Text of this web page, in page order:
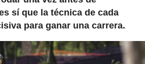
sí que la técnica de cada
para ganar una carrera.